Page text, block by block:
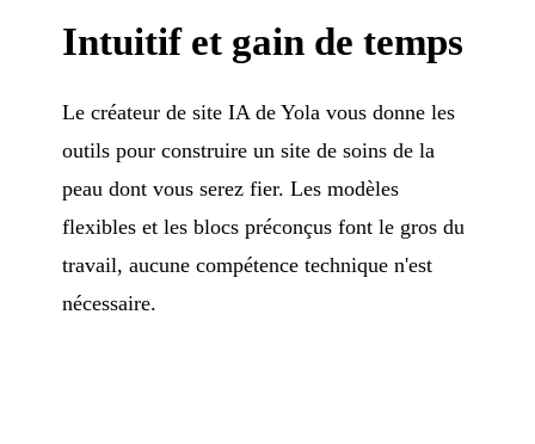
Intuitif et gain de temps
Le créateur de site IA de Yola vous donne les
outils pour construire un site de soins de la
peau dont vous serez fier. Les modèles
flexibles et les blocs préconçus font le gros du
travail, aucune compétence technique n'est
nécessaire.